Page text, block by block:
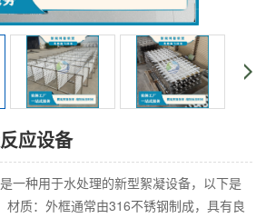
应设备
一种用于水处理的新型絮凝设备，以下是
材质：外框通常由316不锈钢制成，具有良